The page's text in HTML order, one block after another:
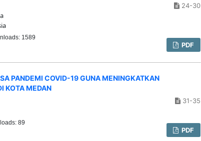
24-30
PDF
1589
PANDEMI COVID-19 GUNA MENINGKATKAN
KOTA MEDAN
31-35
PDF
89